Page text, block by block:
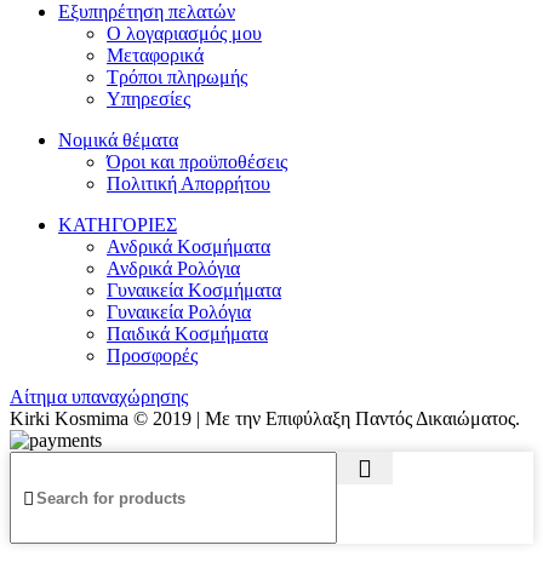
Εξυπηρέτηση πελατών
Ο λογαριασμός μου
Μεταφορικά
Τρόποι πληρωμής
Υπηρεσίες
Νομικά θέματα
Όροι και προϋποθέσεις
Πολιτική Απορρήτου
ΚΑΤΗΓΟΡΙΕΣ
Ανδρικά Κοσμήματα
Ανδρικά Ρολόγια
Γυναικεία Κοσμήματα
Γυναικεία Ρολόγια
Παιδικά Κοσμήματα
Προσφορές
Αίτημα υπαναχώρησης
Kirki Kosmima © 2019 | Με την Επιφύλαξη Παντός Δικαιώματος.